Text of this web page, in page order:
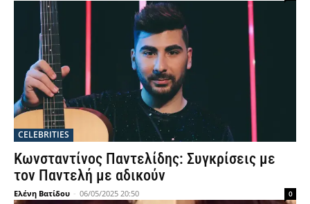
CELEBRITIES
Κωνσταντίνος Παντελίδης: Συγκρίσεις με
τον Παντελή με αδικούν
Ελένη Βατίδου - 06/05/2025 20:50 0